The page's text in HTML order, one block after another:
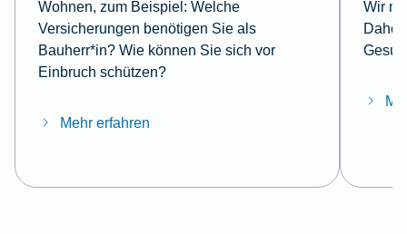
Wohnen, zum Beispiel: Welche
Versicherungen benötigen Sie als
Bauherr*in? Wie können Sie sich vor
Einbruch schützen?
Mehr erfahren
Wir
Daher